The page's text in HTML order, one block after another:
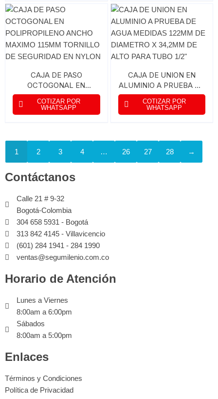
CAJA DE PASO
OCTOGONAL EN
POLIPROPILENO ANCHO
MAXIMO 115MM
TORNILLO DE
COTIZAR POR
WHATSAPP
CAJA DE UNION EN
ALUMINIO A PRUEBA DE
AGUA MEDIDAS 122MM
DE DIAMETRO X 34,2MM
DE ALTO PARA TUBO
COTIZAR POR
WHATSAPP
1 2 3 4 … 26 27 28 →
Contáctanos
Calle 21 # 9-32
Bogotá-Colombia
304 658 5931 - Bogotá
313 842 4145 - Villavicencio
(601) 284 1941 - 284 1990
ventas@segumilenio.com.co
Horario de Atención
Lunes a Viernes
8:00am a 6:00pm
Sábados
8:00am a 5:00pm
Enlaces
Términos y Condiciones
Política de Privacidad